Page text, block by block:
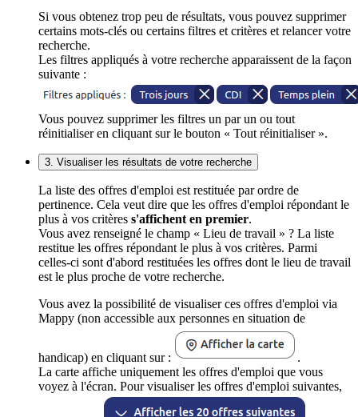
Si vous obtenez trop peu de résultats, vous pouvez supprimer
certains mots-clés ou certains filtres et critères et relancer votre
recherche.
Les filtres appliqués à votre recherche apparaissent de la façon
suivante :
Vous pouvez supprimer les filtres un par un ou tout
réinitialiser en cliquant sur le bouton « Tout réinitialiser ».
3. Visualiser les résultats de votre recherche
La liste des offres d'emploi est restituée par ordre de
pertinence. Cela veut dire que les offres d'emploi répondant le
plus à vos critères s'affichent en premier.
Vous avez renseigné le champ « Lieu de travail » ? La liste
restitue les offres répondant le plus à vos critères. Parmi
celles-ci sont d'abord restituées les offres dont le lieu de travail
est le plus proche de votre recherche.
Vous avez la possibilité de visualiser ces offres d'emploi via
Mappy (non accessible aux personnes en situation de
handicap) en cliquant sur :
.
La carte affiche uniquement les offres d'emploi que vous
voyez à l'écran. Pour visualiser les offres d'emploi suivantes,